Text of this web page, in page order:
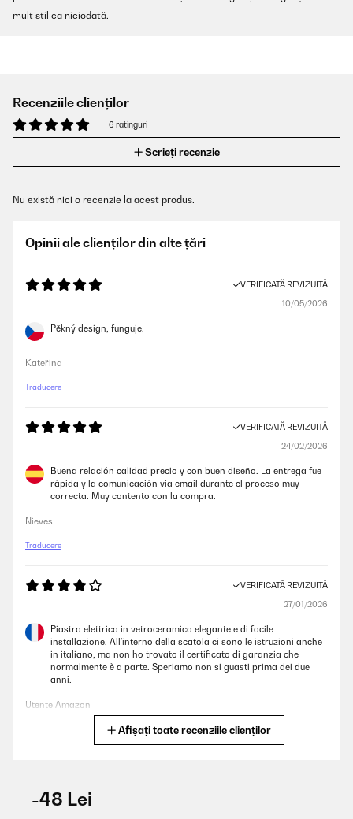
mult stil ca niciodată.
Recenziile clienților
6 ratinguri
Scrieți recenzie
Nu există nici o recenzie la acest produs.
Opinii ale clienților din alte țări
VERIFICATĂ REVIZUITĂ
10/05/2026
Pěkný design, funguje.
Kateřina
Traducere
VERIFICATĂ REVIZUITĂ
24/02/2026
Buena relación calidad precio y con buen diseño. La entrega fue
rápida y la comunicación via email durante el proceso muy
correcta. Muy contento con la compra.
Nieves
Traducere
VERIFICATĂ REVIZUITĂ
27/01/2026
Piastra elettrica in vetroceramica elegante e di facile
installazione. All'interno della scatola ci sono le istruzioni anche
in italiano, ma non ho trovato il certificato di garanzia che
normalmente è a parte. Speriamo non si guasti prima dei due
anni.
Utente Amazon
Afișați toate recenziile clienților
-48 Lei